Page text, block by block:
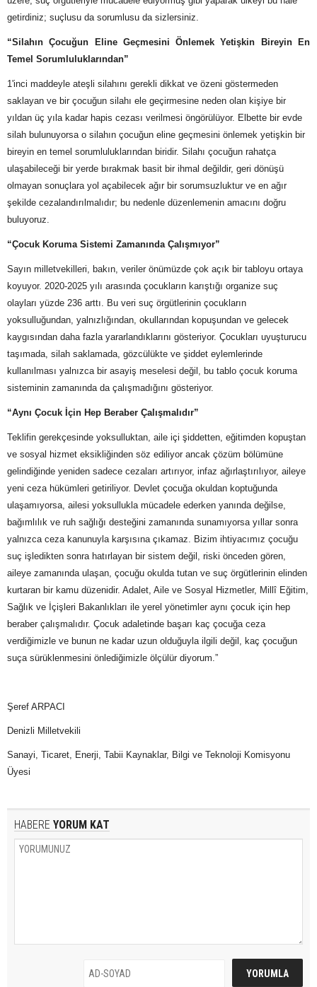
getirdiniz; suçlusu da sorumlusu da sizlersiniz.
“Silahın Çocuğun Eline Geçmesini Önlemek Yetişkin Bireyin En
Temel Sorumluluklarından”
1'inci maddeyle ateşli silahını gerekli dikkat ve özeni göstermeden
saklayan ve bir çocuğun silahı ele geçirmesine neden olan kişiye bir
yıldan üç yıla kadar hapis cezası verilmesi öngörülüyor. Elbette bir evde
silah bulunuyorsa o silahın çocuğun eline geçmesini önlemek yetişkin bir
bireyin en temel sorumluluklarından biridir. Silahı çocuğun rahatça
ulaşabileceği bir yerde bırakmak basit bir ihmal değildir, geri dönüşü
olmayan sonuçlara yol açabilecek ağır bir sorumsuzluktur ve en ağır
şekilde cezalandırılmalıdır; bu nedenle düzenlemenin amacını doğru
buluyoruz.
“Çocuk Koruma Sistemi Zamanında Çalışmıyor”
Sayın milletvekilleri, bakın, veriler önümüzde çok açık bir tabloyu ortaya
koyuyor. 2020-2025 yılı arasında çocukların karıştığı organize suç
olayları yüzde 236 arttı. Bu veri suç örgütlerinin çocukların
yoksulluğundan, yalnızlığından, okullarından kopuşundan ve gelecek
kaygısından daha fazla yararlandıklarını gösteriyor. Çocukları uyuşturucu
taşımada, silah saklamada, gözcülükte ve şiddet eylemlerinde
kullanılması yalnızca bir asayiş meselesi değil, bu tablo çocuk koruma
sisteminin zamanında da çalışmadığını gösteriyor.
“Aynı Çocuk İçin Hep Beraber Çalışmalıdır”
Teklifin gerekçesinde yoksulluktan, aile içi şiddetten, eğitimden kopuştan
ve sosyal hizmet eksikliğinden söz ediliyor ancak çözüm bölümüne
gelindiğinde yeniden sadece cezaları artırıyor, infaz ağırlaştırılıyor, aileye
yeni ceza hükümleri getiriliyor. Devlet çocuğa okuldan koptuğunda
ulaşamıyorsa, ailesi yoksullukla mücadele ederken yanında değilse,
bağımlılık ve ruh sağlığı desteğini zamanında sunamıyorsa yıllar sonra
yalnızca ceza kanunuyla karşısına çıkamaz. Bizim ihtiyacımız çocuğu
suç işledikten sonra hatırlayan bir sistem değil, riski önceden gören,
aileye zamanında ulaşan, çocuğu okulda tutan ve suç örgütlerinin elinden
kurtaran bir kamu düzenidir. Adalet, Aile ve Sosyal Hizmetler, Millî Eğitim,
Sağlık ve İçişleri Bakanlıkları ile yerel yönetimler aynı çocuk için hep
beraber çalışmalıdır. Çocuk adaletinde başarı kaç çocuğa ceza
verdiğimizle ve bunun ne kadar uzun olduğuyla ilgili değil, kaç çocuğun
suça sürüklenmesini önlediğimizle ölçülür diyorum.”
Şeref ARPACI
Denizli Milletvekili
Sanayi, Ticaret, Enerji, Tabii Kaynaklar, Bilgi ve Teknoloji Komisyonu
Üyesi
HABERE YORUM KAT